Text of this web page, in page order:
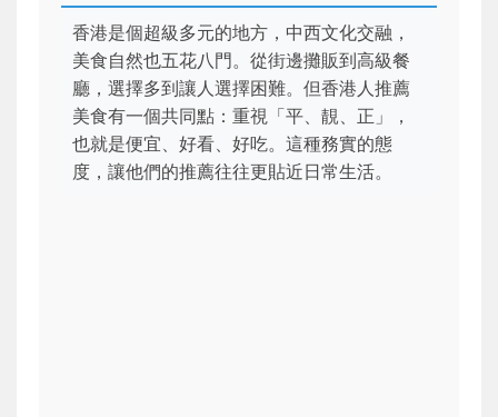
香港是個超級多元的地方，中西文化交融，
美食自然也五花八門。從街邊攤販到高級餐
廳，選擇多到讓人選擇困難。但香港人推薦
美食有一個共同點：重視「平、靚、正」，
也就是便宜、好看、好吃。這種務實的態
度，讓他們的推薦往往更貼近日常生活。